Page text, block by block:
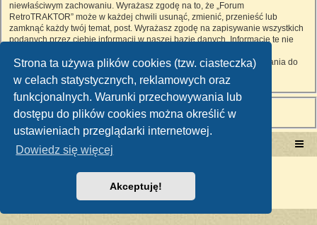
Strona ta używa plików cookies (tzw. ciasteczka)
w celach statystycznych, reklamowych oraz
funkcjonalnych. Warunki przechowywania lub
dostępu do plików cookies można określić w
ustawieniach przeglądarki internetowej.
Dowiedz się więcej
Akceptuję!
niewłaściwym zachowaniu. Wyrażasz zgodę na to, że „Forum
RetroTRAKTOR” może w każdej chwili usunąć, zmienić, przenieść lub
zamknąć każdy twój temat, post. Wyrażasz zgodę na zapisywanie wszystkich
podanych przez ciebie informacji w naszej bazie danych. Informacje te nie
RetroTRAKTOR”, ani phpBB nie ponosi odpowiedzialności za włamania do
witryny, podczas których może dojść do kradzieży danych.
Portal RetroTRAKTOR.pl
Polski pakiet językowy dostarcza